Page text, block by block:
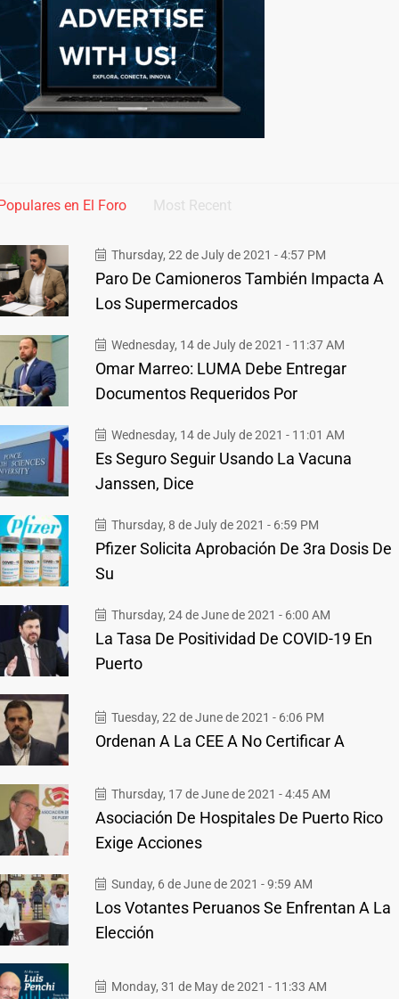
en El Foro Most Recent
Thursday, 22 de July de 2021 - 4:57 PM
Paro De Camioneros También Impacta A
Los Supermercados
Wednesday, 14 de July de 2021 - 11:37 AM
Omar Marreo: LUMA Debe Entregar
Documentos Requeridos Por
Wednesday, 14 de July de 2021 - 11:01 AM
Es Seguro Seguir Usando La Vacuna
Janssen, Dice
Thursday, 8 de July de 2021 - 6:59 PM
Pfizer Solicita Aprobación De 3ra Dosis De
Su
Thursday, 24 de June de 2021 - 6:00 AM
La Tasa De Positividad De COVID-19 En
Puerto
Tuesday, 22 de June de 2021 - 6:06 PM
Ordenan A La CEE A No Certificar A
Thursday, 17 de June de 2021 - 4:45 AM
Asociación De Hospitales De Puerto Rico
Exige Acciones
Sunday, 6 de June de 2021 - 9:59 AM
Los Votantes Peruanos Se Enfrentan A La
Elección
Monday, 31 de May de 2021 - 11:33 AM